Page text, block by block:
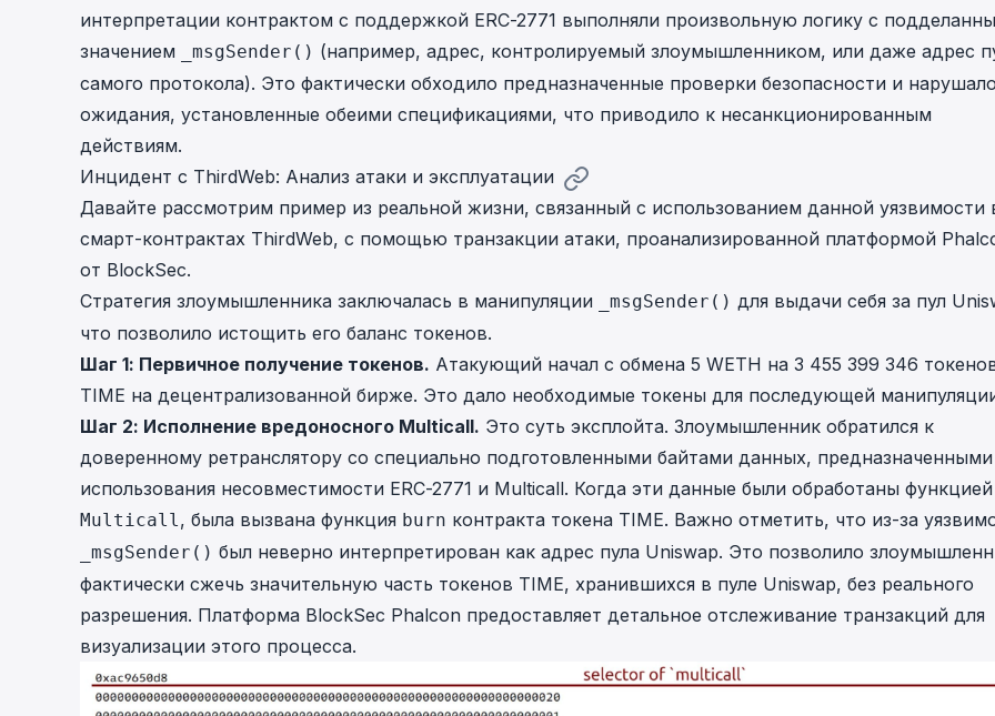
интерпретации контрактом с поддержкой ERC-2771 выполняли произвольную логику с
значением
_msgSender() (например, адрес, контролируемый злоумышленником, или даже адрес
самого протокола). Это фактически обходило предназначенные проверки безопасности и
ожидания, установленные обеими спецификациями, что приводило к несанкционированным
действиям.
Инцидент с ThirdWeb: Анализ атаки и эксплуатации
Давайте рассмотрим пример из реальной жизни, связанный с использованием данной уязвимости
смарт-контрактах ThirdWeb, с помощью транзакции атаки, проанализированной платформой
от BlockSec.
Стратегия злоумышленника заключалась в манипуляции
_msgSender() для выдачи себя за пул
что позволило истощить его баланс токенов.
Шаг 1: Первичное получение токенов. Атакующий начал с обмена 5 WETH на 3 455 399 346
TIME на децентрализованной бирже. Это дало необходимые токены для последующей
Шаг 2: Исполнение вредоносного Multicall. Это суть эксплойта. Злоумышленник обратился к
доверенному ретранслятору со специально подготовленными байтами данных,
использования несовместимости ERC-2771 и Multicall. Когда эти данные были обработаны функцией
Multicall, была вызвана функция burn контракта токена TIME. Важно отметить, что из-за
_msgSender() был неверно интерпретирован как адрес пула Uniswap. Это позволило
фактически сжечь значительную часть токенов TIME, хранившихся в пуле Uniswap, без реального
разрешения. Платформа BlockSec Phalcon предоставляет детальное отслеживание транзакций для
визуализации этого процесса.